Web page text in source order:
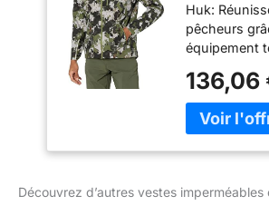
coupe-
fermeture
pour
de chasse
réfraction,
Huk:
pêcheurs
équipement
votre
poursuite
quand, où et
les 4 sens,
136,06
Découvrez d’autres vestes